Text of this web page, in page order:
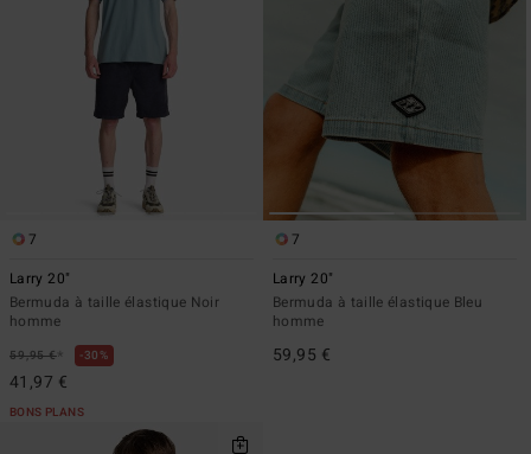
7
Larry 20"
Bermuda à taille élastique Noir
homme
59,95 €* 30%
41,97 €
BONS PLANS
7
Larry 20"
Bermuda à taille élastique Bleu
homme
59,95 €